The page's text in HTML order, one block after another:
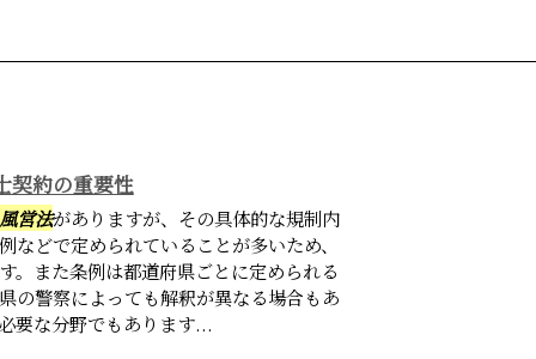
契約の重要性
風営法がありますが、その具体的な規制内
どで定められていることが多いため、
。また条例は都道府県ごとに定められる
の警察によっても解釈が異なる場合もあ
要な分野でもあります...